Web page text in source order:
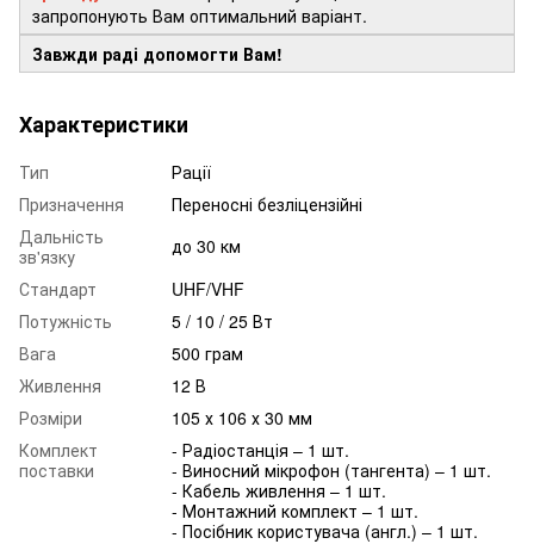
запропонують Вам оптимальний варіант.
Завжди раді допомогти Вам!
Характеристики
Тип
Рації
Призначення
Переносні безліцензійні
Дальність
зв'язку
до 30 км
Стандарт
UHF/VHF
Потужність
5 / 10 / 25 Вт
Вага
500 грам
Живлення
12 В
Розміри
105 х 106 х 30 мм
Комплект
поставки
- Радіостанція – 1 шт.
- Виносний мікрофон (тангента) – 1 шт.
- Кабель живлення – 1 шт.
- Монтажний комплект – 1 шт.
- Посібник користувача (англ.) – 1 шт.